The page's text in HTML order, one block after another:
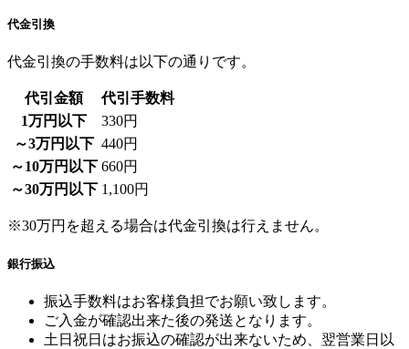
代金引換
代金引換の手数料は以下の通りです。
代引金額
代引手数料
1万円以下
330円
～3万円以下 440円
～10万円以下 660円
～30万円以下 1,100円
※30万円を超える場合は代金引換は行えません。
銀行振込
振込手数料はお客様負担でお願い致します。
ご入金が確認出来た後の発送となります。
土日祝日はお振込の確認が出来ないため、翌営業日以